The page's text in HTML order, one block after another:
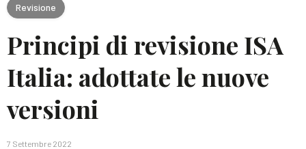
Revisione
Principi di revisione ISA
Italia: adottate le nuove
versioni
7 Settembre 2022